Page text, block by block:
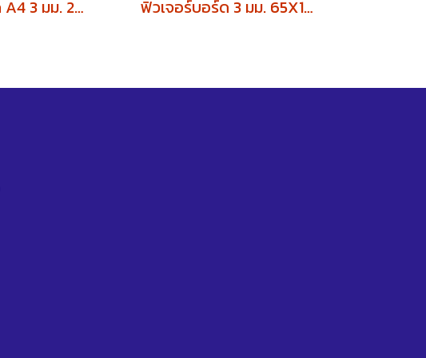
ฟิวเจอร์บอร์ด A4 3 มม. 29.7x21 cm. ฟิวเจอร์บอร์ด 3 มม. 65X122 cm.(บรรจุ 20 แผ่น)